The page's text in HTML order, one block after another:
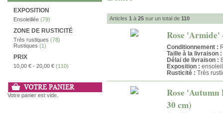
EXPOSITION
Ensoleillée (79)
ZONE DE RUSTICITÉ
Très rustiques (78)
Rustiques (1)
PRIX
10,00 € - 20,00 € (110)
Votre panier est vide.
Articles 1 à 25 sur un total de 110
Rose 'Armide'
Conditionnement :
Taille à la livraison :
Délai de livraison :
Exposition :
Rusticité : Très
Rose 'Autumn
30 cm)